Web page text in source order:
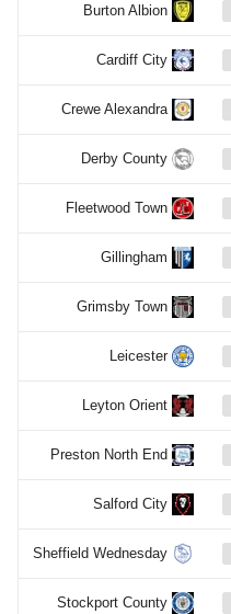
Burton Albion
Cardiff City
Crewe Alexandra
Derby County
Fleetwood Town
Gillingham
Grimsby Town
Leicester
Leyton Orient
Preston North End
Salford City
Sheffield Wednesday
Stockport County